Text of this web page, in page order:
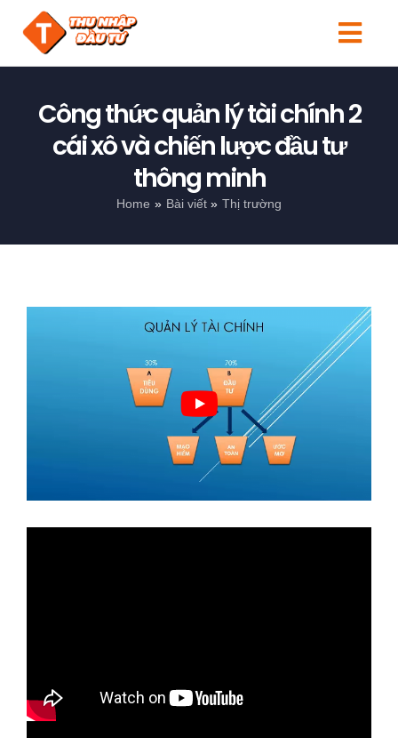
content
Người mới
Kiến thức
Công thức quản lý tài chính 2
cái xô và chiến lược đầu tư
thông minh
Home Bài viết Thị trường